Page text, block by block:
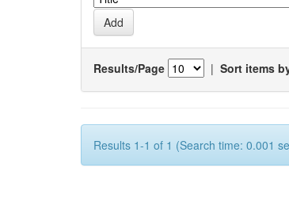
Results/Page | Sort items
Results 1-1 of 1 (Search time: 0.001